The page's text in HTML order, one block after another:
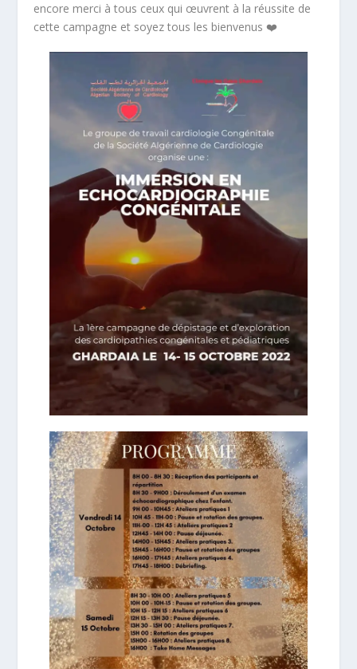
encore merci à tous ceux qui œuvrent à la réussite de
cette campagne et soyez tous les bienvenus ❤️